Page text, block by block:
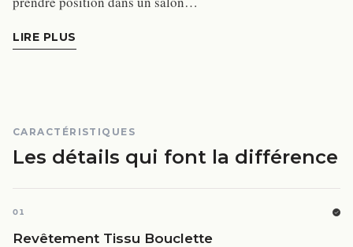
LIRE PLUS
CARACTÉRISTIQUES
Les détails qui font la différence
01
Revêtement Tissu Bouclette